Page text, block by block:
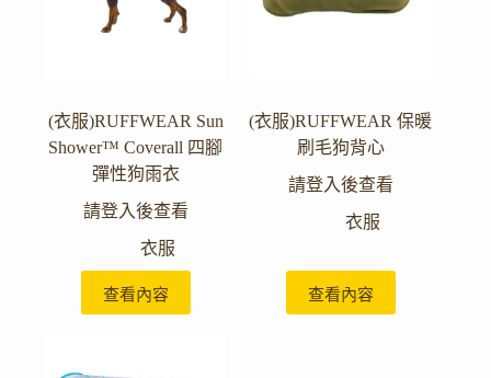
(衣服)RUFFWEAR Sun
Shower™ Coverall 四腳
彈性狗雨衣
請登入後查看
衣服
查看內容
(衣服)RUFFWEAR 保暖
刷毛狗背心
請登入後查看
衣服
查看內容